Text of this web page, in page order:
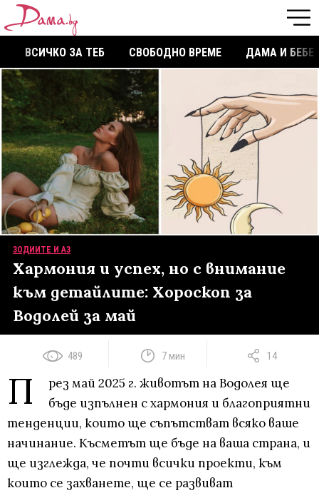
ВСИЧКО ЗА ТЕБ СВОБОДНО ВРЕМЕ ДАМА И БЕБЕ
ЗОДИИТЕ И АЗ
Хармония и успех, но с внимание
към детайлите: Хороскоп за
Водолей за май
489 7 мин 14
П
рез май 2025 г. животът на Водолея ще
бъде изпълнен с хармония и благоприятни
тенденции, които ще съпътстват всяко ваше
начинание. Късметът ще бъде на ваша страна, и
ще изглежда, че почти всички проекти, към
които се захванете, ще се развиват